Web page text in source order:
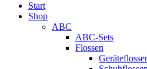
Start
Shop
ABC
ABC-Sets
Flossen